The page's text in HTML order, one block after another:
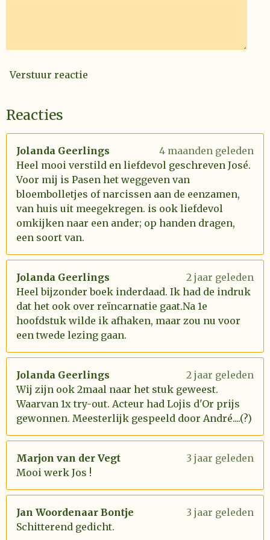
Verstuur reactie
Reacties
Jolanda Geerlings
4 maanden geleden
Heel mooi verstild en liefdevol geschreven José.
Voor mij is Pasen het weggeven van
bloembolletjes of narcissen aan de eenzamen,
van huis uit meegekregen. is ook liefdevol
omkijken naar een ander; op handen dragen,
een soort van.
Jolanda Geerlings
2 jaar geleden
Heel bijzonder boek inderdaad. Ik had de indruk
dat het ook over reïncarnatie gaat.Na 1e
hoofdstuk wilde ik afhaken, maar zou nu voor
een twede lezing gaan.
Jolanda Geerlings
2 jaar geleden
Wij zijn ook 2maal naar het stuk geweest.
Waarvan 1x try-out. Acteur had Lojis d'Or prijs
gewonnen. Meesterlijk gespeeld door André....(?)
Marjon van der Vegt
3 jaar geleden
Mooi werk Jos !
Jan Woordenaar Bontje
3 jaar geleden
Schitterend gedicht.